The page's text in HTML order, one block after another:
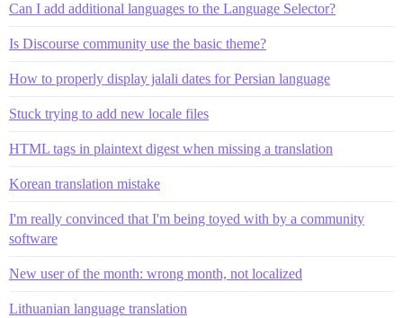
Can I add additional languages to the Language Selector?
Is Discourse community use the basic theme?
How to properly display jalali dates for Persian language
Stuck trying to add new locale files
HTML tags in plaintext digest when missing a translation
Korean translation mistake
I'm really convinced that I'm being toyed with by a community
software
New user of the month: wrong month, not localized
Lithuanian language translation